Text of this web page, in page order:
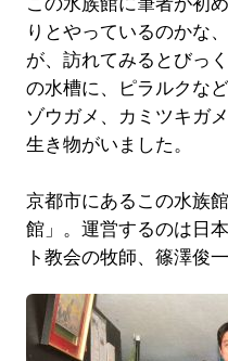
りとやっているのかな
が、訪れてみるとびっ
の水槽に、ピラルクな
ゾウガメ、カミツキガ
生き物がいました。
京都市にあるこの水族
館」。運営するのは日
ト教会の牧師、篠澤俊